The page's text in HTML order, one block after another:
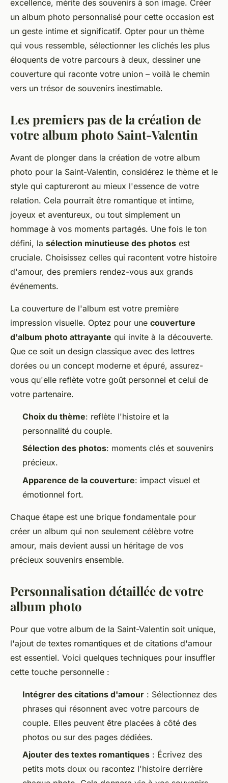
excellence, mérite des souvenirs à son image. Créer
un album photo personnalisé pour cette occasion est
un geste intime et significatif. Opter pour un thème
qui vous ressemble, sélectionner les clichés les plus
éloquents de votre parcours à deux, dessiner une
couverture qui raconte votre union – voilà le chemin
vers un trésor de souvenirs inestimable.
Les premiers pas de la création de
votre album photo Saint-Valentin
Avant de plonger dans la création de votre album
photo pour la Saint-Valentin, considérez le thème et le
style qui captureront au mieux l'essence de votre
relation. Cela pourrait être romantique et intime,
joyeux et aventureux, ou tout simplement un
hommage à vos moments partagés. Une fois le ton
défini, la sélection minutieuse des photos est
cruciale. Choisissez celles qui racontent votre histoire
d'amour, des premiers rendez-vous aux grands
événements.
La couverture de l'album est votre première
impression visuelle. Optez pour une couverture
d'album photo attrayante qui invite à la découverte.
Que ce soit un design classique avec des lettres
dorées ou un concept moderne et épuré, assurez-
vous qu'elle reflète votre goût personnel et celui de
votre partenaire.
Choix du thème: reflète l'histoire et la
personnalité du couple.
Sélection des photos: moments clés et souvenirs
précieux.
Apparence de la couverture: impact visuel et
émotionnel fort.
Chaque étape est une brique fondamentale pour
créer un album qui non seulement célèbre votre
amour, mais devient aussi un héritage de vos
précieux souvenirs ensemble.
Personnalisation détaillée de votre
album photo
Pour que votre album de la Saint-Valentin soit unique,
l'ajout de textes romantiques et de citations d'amour
est essentiel. Voici quelques techniques pour insuffler
cette touche personnelle :
Intégrer des citations d'amour : Sélectionnez des
phrases qui résonnent avec votre parcours de
couple. Elles peuvent être placées à côté des
photos ou sur des pages dédiées.
Ajouter des textes romantiques : Écrivez des
petits mots doux ou racontez l'histoire derrière